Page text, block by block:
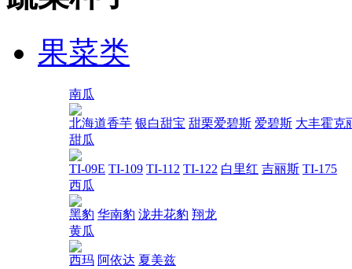
果菜类
南瓜
北海道香芋 银白甜宝 甜栗爱碧斯 爱碧斯 大丰霍克
甜瓜
TI-09E TI-109 TI-112 TI-122 白里红 吉丽斯 TI-175
西瓜
黑豹 华南豹 泷井花豹 翔龙
黄瓜
西玛 阿依达 夏美兹